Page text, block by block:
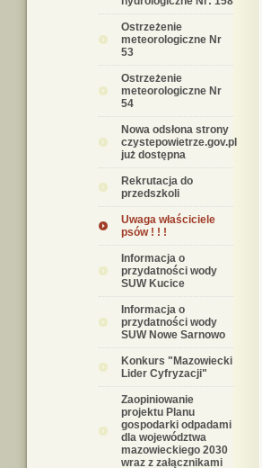
Ostrzeżenie
meteorologiczne Nr
53
Ostrzeżenie
meteorologiczne Nr
54
Nowa odsłona strony
czystepowietrze.gov.pl
już dostępna
Rekrutacja do
przedszkoli
Uwaga właściciele
psów ! ! !
Informacja o
przydatności wody
SUW Kucice
Informacja o
przydatności wody
SUW Nowe Sarnowo
Konkurs "Mazowiecki
Lider Cyfryzacji"
Zaopiniowanie
projektu Planu
gospodarki odpadami
dla województwa
mazowieckiego 2030
wraz z załącznikami